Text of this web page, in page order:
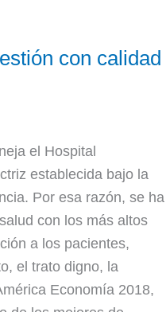
con calidad
el Hospital
establecida bajo la
Por esa razón, se ha
con los más altos
a los pacientes,
el trato digno, la
Economía 2018,